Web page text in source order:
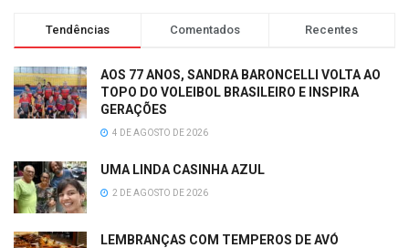
Tendências Comentados Recentes
AOS 77 ANOS, SANDRA BARONCELLI VOLTA AO
TOPO DO VOLEIBOL BRASILEIRO E INSPIRA
GERAÇÕES
4 DE AGOSTO DE 2026
UMA LINDA CASINHA AZUL
2 DE AGOSTO DE 2026
LEMBRANÇAS COM TEMPEROS DE AVÓ